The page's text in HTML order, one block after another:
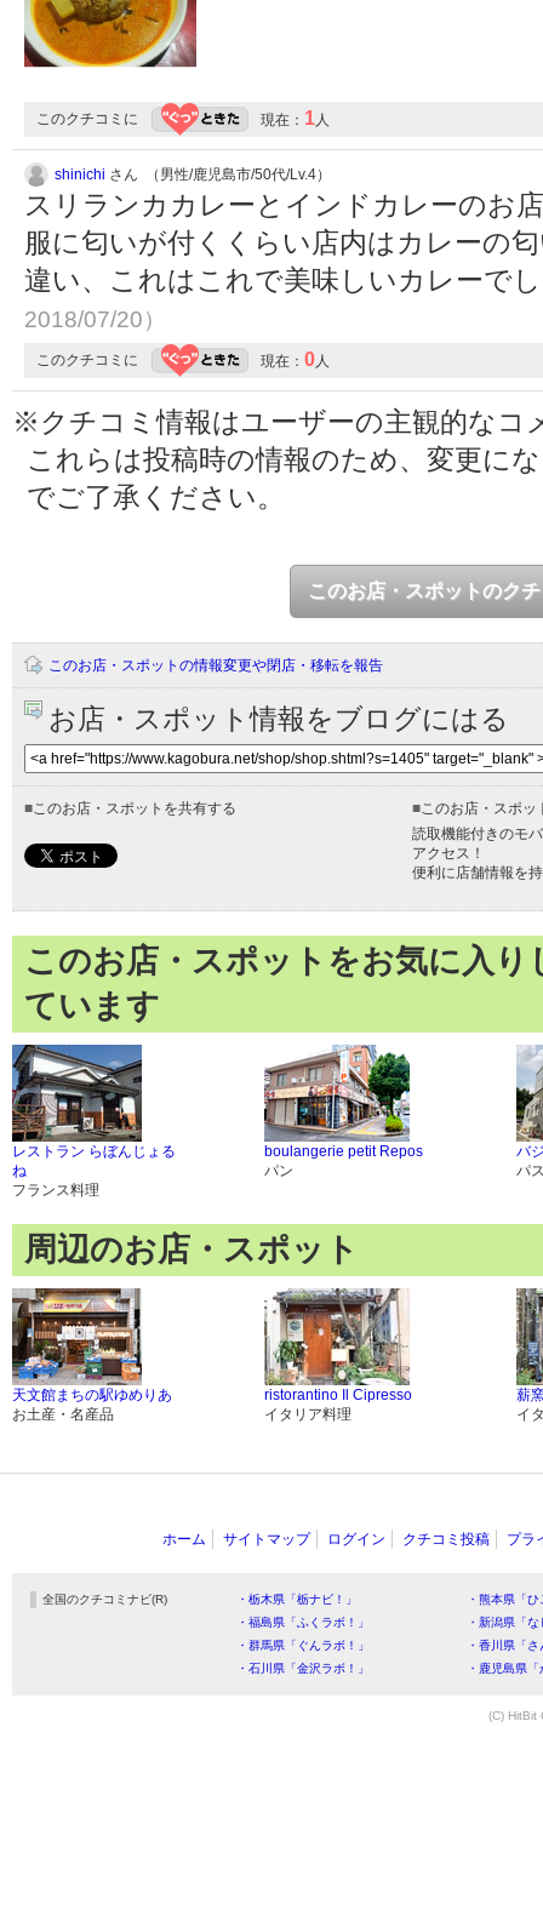
このクチコミに 現在： 1人
shinichi さん （男性/鹿児島市/50代/Lv.4）
スリランカカレーとインドカレーのお
服に匂いが付くくらい店内はカレーの
違い、これはこれで美味しいカレーで
2018/07/20）
このクチコミに 現在： 0人
※クチコミ情報はユーザーの主観的なコ
これらは投稿時の情報のため、変更に
でご了承ください。
このお店・スポットのク
このお店・スポットの情報変更や閉店・移転を報告
お店・スポット情報をブログにはる
■このお店・スポットを共有する ■このお店・スポッ
読取機能付きのモ
アクセス！
便利に店舗情報を
このお店・スポットをお気に入
ています
レストラン らぼんじょる
ね
フランス料理
boulangerie petit Repos
パン
バ
パ
周辺のお店・スポット
天文館まちの駅ゆめりあ
お土産・名産品
ristorantino Il Cipresso
イタリア料理
薪
イ
ホーム サイトマップ ログイン クチコミ投稿 プラ
全国のクチコミナビ(R) ・栃木県「栃ナビ！」
・熊本県「
・福島県「ふくラボ！」
・新潟県「
・群馬県「ぐんラボ！」
・香川県「
・石川県「金沢ラボ！」
・鹿児島県
(C) HitBit